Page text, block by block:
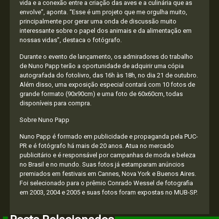
vida e a conexão entre a criação das aves e a culinária que as
envolve”, aponta. “Esse é um projeto que me orgulha muito,
principalmente por gerar uma onda de discussão muito
interessante sobre o papel dos animais e da alimentação em
nossas vidas”, destaca o fotógrafo.
Durante o evento de lançamento, os admiradores do trabalho
de Nuno Papp terão a oportunidade de adquirir uma cópia
autografada do fotolivro, das 16h às 18h, no dia 21 de outubro.
Além disso, uma exposição especial contará com 10 fotos de
grande formato (90x90cm) e uma foto de 60x60cm, todas
disponíveis para compra.
Sobre Nuno Papp
Nuno Papp é formado em publicidade e propaganda pela PUC-
PR e é fotógrafo há mais de 20 anos. Atua no mercado
publicitário e é responsável por campanhas de moda e beleza
no Brasil e no mundo. Suas fotos já estamparam anúncios
premiados em festivais em Cannes, Nova York e Buenos Aires.
Foi selecionado para o prêmio Conrado Wessel de fotografia
em 2003, 2004 e 2005 e suas fotos foram expostas no MUB-SP.